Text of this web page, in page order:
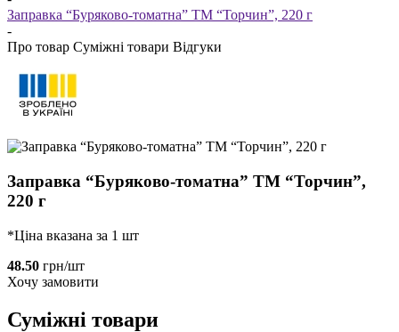
Заправка “Буряково-томатна” ТМ “Торчин”, 220 г
-
Про товар Суміжні товари Відгуки
Заправка “Буряково-томатна” ТМ “Торчин”,
220 г
*Ціна вказана за 1 шт
48.50 грн/шт
Хочу замовити
Суміжні товари